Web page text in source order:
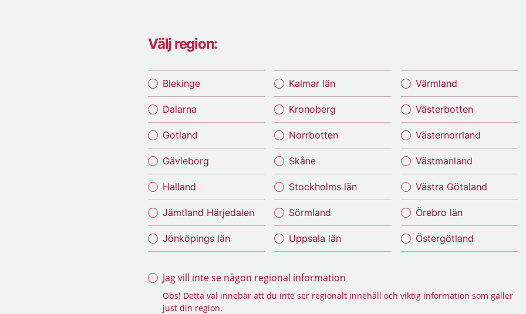
Välj region:
Blekinge
Dalarna
Gotland
Gävleborg
Halland
Jämtland Härjedalen
Jönköpings län
Kalmar län
Kronoberg
Norrbotten
Skåne
Stockholms län
Sörmland
Uppsala län
Värmland
Västerbotten
Västernorrland
Västmanland
Västra Götaland
Örebro län
Östergötland
Jag vill inte se någon regional information
Obs! Detta val innebär att du inte ser regionalt innehåll och viktig information som gäller
just din region.